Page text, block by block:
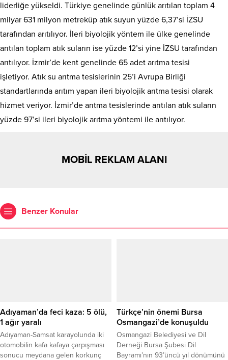
liderliğe yükseldi. Türkiye genelinde günlük arıtılan toplam 4
milyar 631 milyon metreküp atık suyun yüzde 6,37’si İZSU
tarafından arıtılıyor. İleri biyolojik yöntem ile ülke genelinde
arıtılan toplam atık suların ise yüzde 12’si yine İZSU tarafından
arıtılıyor. İzmir’de kent genelinde 65 adet arıtma tesisi
işletiyor. Atık su arıtma tesislerinin 25’i Avrupa Birliği
standartlarında arıtım yapan ileri biyolojik arıtma tesisi olarak
hizmet veriyor. İzmir’de arıtma tesislerinde arıtılan atık suların
yüzde 97’si ileri biyolojik arıtma yöntemi ile arıtılıyor.
MOBİL REKLAM ALANI
Benzer Konular
Adıyaman’da feci kaza: 5 ölü,
1 ağır yaralı
Adıyaman-Samsat karayolunda iki
otomobilin kafa kafaya çarpışması
sonucu meydana gelen korkunç
Türkçe’nin önemi Bursa
Osmangazi’de konuşuldu
Osmangazi Belediyesi ve Dil
Derneği Bursa Şubesi Dil
Bayramı’nın 93’üncü yıl dönümünü